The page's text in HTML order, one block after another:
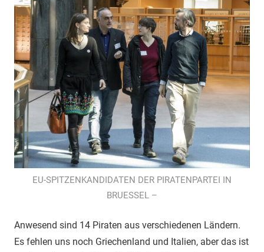
EU-SPITZENKANDIDATEN DER PIRATENPARTEI IN
BRUESSEL –
Anwesend sind 14 Piraten aus verschiedenen Ländern.
Es fehlen uns noch Griechenland und Italien, aber das ist